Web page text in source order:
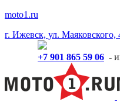
moto1.ru
г. Ижевск, ул. Маяковского,
+7 901 865 59 06 -